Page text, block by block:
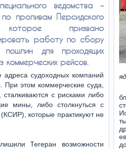
ведомства –
проливам Персидского
призвано
работу по сбору
пошлин для проходящих
коммерческих рейсов.
адреса судоходных компаний
При этом коммерческие суда,
с рисками либо
мины, либо столкнуться с
которые практикуют не
Тегеран возможности